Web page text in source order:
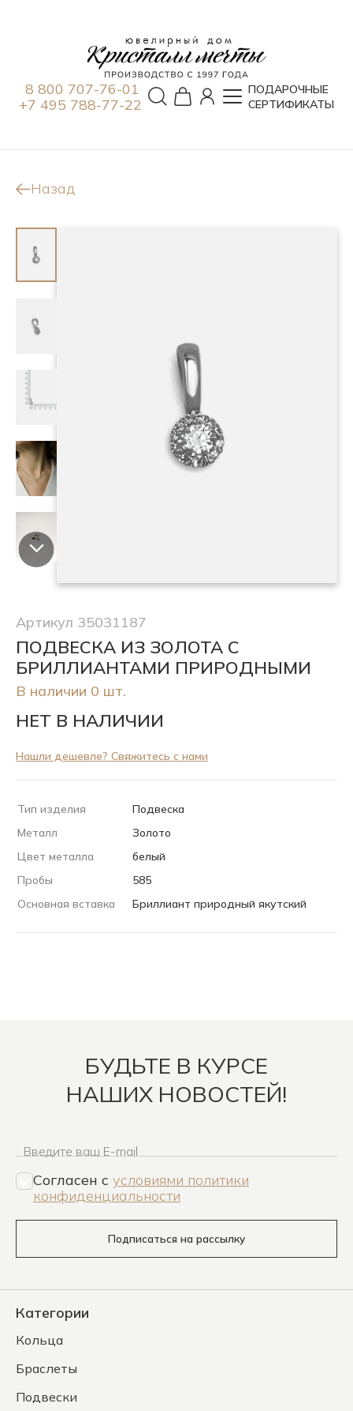
8 800 707-76-01
+7 495 788-77-22
ПОДАРОЧНЫЕ
СЕРТИФИКАТЫ
Назад
Артикул 35031187
ПОДВЕСКА ИЗ ЗОЛОТА С
БРИЛЛИАНТАМИ ПРИРОДНЫМИ
В наличии 0 шт.
НЕТ В НАЛИЧИИ
Нашли дешевле? Свяжитесь с нами
Тип изделия
Подвеска
Металл
Золото
Цвет металла
белый
Пробы
585
Основная вставка
Бриллиант природный якутский
БУДЬТЕ В КУРСЕ
НАШИХ НОВОСТЕЙ!
Введите ваш E-mail
Согласен c условиями политики
конфиденциальности
Подписаться на рассылку
Категории
Кольца
Браслеты
Подвески